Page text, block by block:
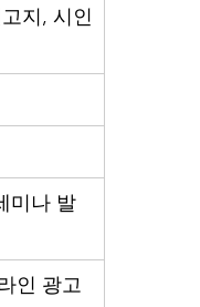
지, 시인
미나 발
인 광고